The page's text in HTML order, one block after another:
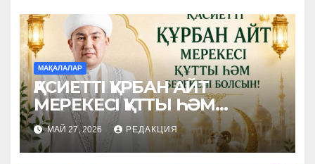
МАҚАЛАЛАР
ҚАСИЕТТІ ҚҰРБАН АЙТ
МЕРЕКЕСІ ҚҰТТЫ ҺӘМ
БЕРЕКЕЛІ БОЛСЫН!
МАЙ 27, 2026 РЕДАКЦИЯ